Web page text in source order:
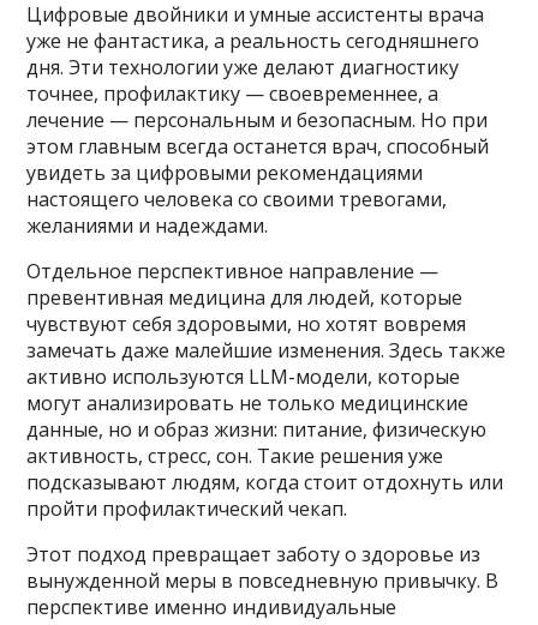
Цифровые двойники и умные ассистенты врача
уже не фантастика, а реальность сегодняшнего
дня. Эти технологии уже делают диагностику
точнее, профилактику — своевременнее, а
лечение — персональным и безопасным. Но при
этом главным всегда останется врач, способный
увидеть за цифровыми рекомендациями
настоящего человека со своими тревогами,
желаниями и надеждами.
Отдельное перспективное направление —
превентивная медицина для людей, которые
чувствуют себя здоровыми, но хотят вовремя
замечать даже малейшие изменения. Здесь также
активно используются LLM-модели, которые
могут анализировать не только медицинские
данные, но и образ жизни: питание, физическую
активность, стресс, сон. Такие решения уже
подсказывают людям, когда стоит отдохнуть или
пройти профилактический чекап.
Этот подход превращает заботу о здоровье из
вынужденной меры в повседневную привычку. В
перспективе именно индивидуальные